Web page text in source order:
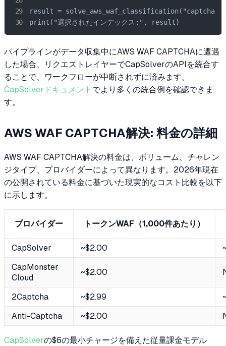
result =
print("選択されたインデックス:", result)
パイプラインがデータ収集中にAWS WAF CAPTCHAに遭遇
した場合、リクエストレイヤーでCapSolverのAPIを統合す
ることで、ワークフローが中断されずに済みます。
CapSolverドキュメント でより多くの統合例を確認できま
す。
AWS WAF CAPTCHA解決: 料金の詳細
AWS WAF CAPTCHA解決の料金は、ボリューム、チャレン
ジタイプ、プロバイダーによって異なります。2026年現在
の公開されている料金に基づいた現実的なコスト比較を以下
に示します。
プロバイダー トークンWAF（1,000件あたり）
CapSolver
~$2.00
CapMonster
Cloud
~$2.00
2Captcha ~$2.99
Anti-Captcha
~$2.00
CapSolverの$6の最小チャージを備えた従量課金モデル